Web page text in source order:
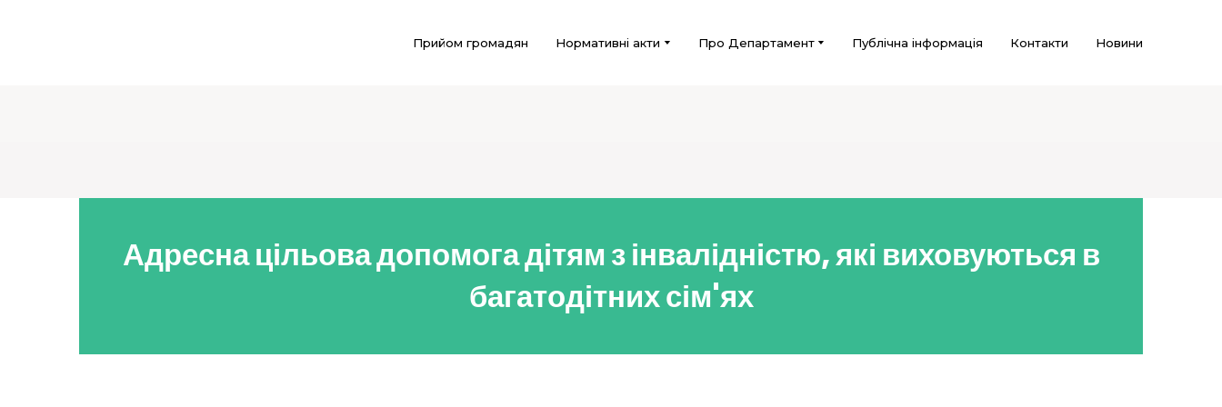
Прийом громадян Нормативні акти Про Департамент Публічна інформація Контакти Новини
Адресна цільова допомога дітям з інвалідністю, які виховуються в
багатодітних сім'ях